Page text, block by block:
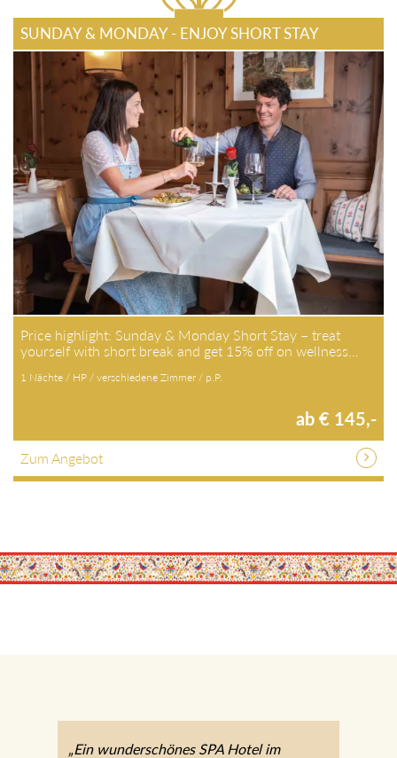
SUNDAY & MONDAY - ENJOY SHORT STAY
Price highlight: Sunday & Monday Short Stay – treat
yourself with short break and get 15% off on wellness…
1 Nächte / HP / verschiedene Zimmer / p.P.
ab € 145,-
Zum Angebot
„Ein wunderschönes SPA Hotel im